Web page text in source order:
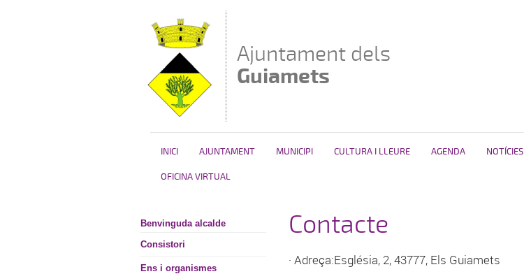
Ajuntament dels
Guiamets
INICI AJUNTAMENT MUNICIPI CULTURA I LLEURE AGENDA NOTÍCIES
OFICINA VIRTUAL
Benvinguda alcalde
Consistori
Ens i organismes
Contacte
· Adreça:Església, 2, 43777, Els Guiamets